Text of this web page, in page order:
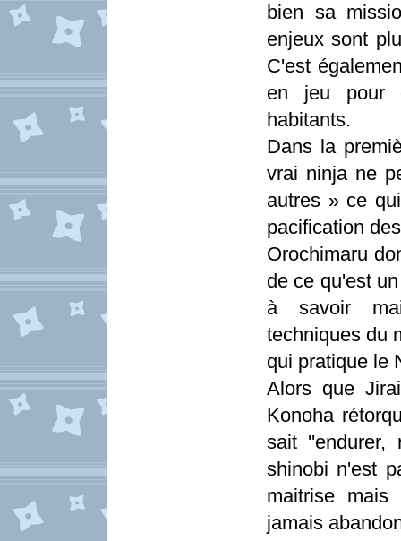
bien sa
enjeux sont
C'est
en jeu pour
habitants.
Dans la
vrai ninja ne
autres » ce
pacification
Orochimaru
de ce qu'est
à savoir
techniques du
qui pratique le
Alors que
Konoha
sait ''endurer,
shinobi n'est
maitrise
jamais